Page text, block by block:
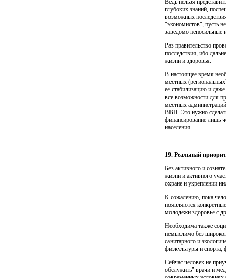
Ведь нельзя
глубоких знаний,
возможных
"экономистов", пусть
заведомо непосиль­ные
Раз правительство
последствия, ибо
жизни и здоровья.
В настоящее время
местных
ее стаби­лизацию и
все возможности для
местных
ВВП. Это нужно
финансирование лишь
населения.
19. Реальный
Без активного и
жизни и активного
охране и укрепле­нии
К сожалению, пока
появляются
молодежи здоровье с
Необходима также
немыслимо без
санитар­ного и
физкультуры и спорта,
Сейчас человек не
обслужить" врачи и